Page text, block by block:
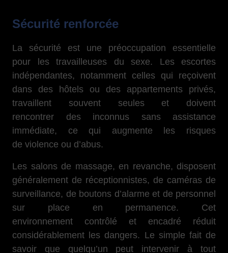
Sécurité renforcée
La sécurité est une préoccupation essentielle
pour les travailleuses du sexe. Les escortes
indépendantes, notamment celles qui reçoivent
dans des hôtels ou des appartements privés,
travaillent souvent seules et doivent
rencontrer des inconnus sans assistance
immédiate, ce qui augmente les risques
de violence ou d’abus.
Les salons de massage, en revanche, disposent
généralement de réceptionnistes, de caméras de
surveillance, de boutons d’alarme et de personnel
sur place en permanence. Cet
environnement contrôlé et encadré réduit
considérablement les dangers. Le simple fait de
savoir que quelqu’un peut intervenir à tout